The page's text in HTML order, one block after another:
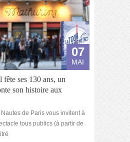
07
MAI
ses 130 ans, un
son histoire aux
de Paris vous invitent à
tous publics (à partir de